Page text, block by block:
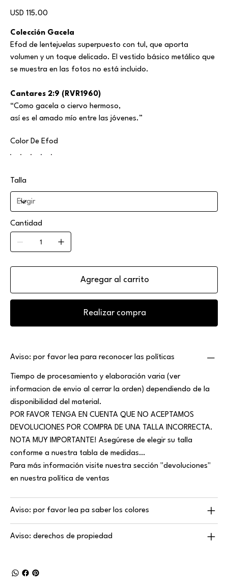
Precio
USD 115.00
Colección Gacela
Efod de lentejuelas superpuesto con tul, que aporta
volumen y un toque delicado. El vestido básico metálico que
se muestra en las fotos no está incluido.
Cantares 2:9 (RVR1960)
“Como gacela o ciervo hermoso,
así es el amado mío entre las jóvenes.”
Color De Efod
Talla
Cantidad
Agregar al carrito
Realizar compra
Aviso: por favor lea para reconocer las políticas
Tiempo de procesamiento y elaboración varia (ver
informacion de envio al cerrar la orden) dependiendo de la
disponibilidad del material.
POR FAVOR TENGA EN CUENTA QUE NO ACEPTAMOS
DEVOLUCIONES POR COMPRA DE UNA TALLA INCORRECTA.
NOTA MUY IMPORTANTE! Asegúrese de elegir su talla
conforme a nuestra tabla de medidas…
Para más información visite nuestra sección "devoluciones"
en nuestra política de ventas
Aviso: por favor lea pa saber los colores
Aviso: derechos de propiedad